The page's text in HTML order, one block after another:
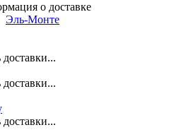
о доставке
Эль-Монте